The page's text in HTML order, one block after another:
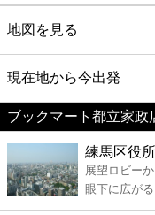
グルメ
映画
美容
コンビニ
地図を見る
現在地から今出発
ブックマート都立家政
練馬区役
展望ロビー
眼下に広がる